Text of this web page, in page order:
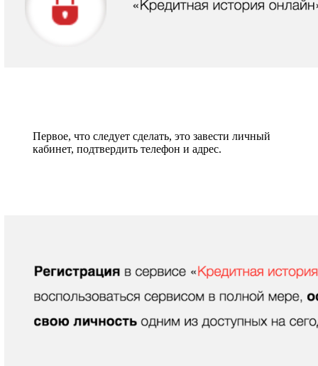
Первое, что следует сделать, это завести личный
кабинет, подтвердить телефон и адрес.